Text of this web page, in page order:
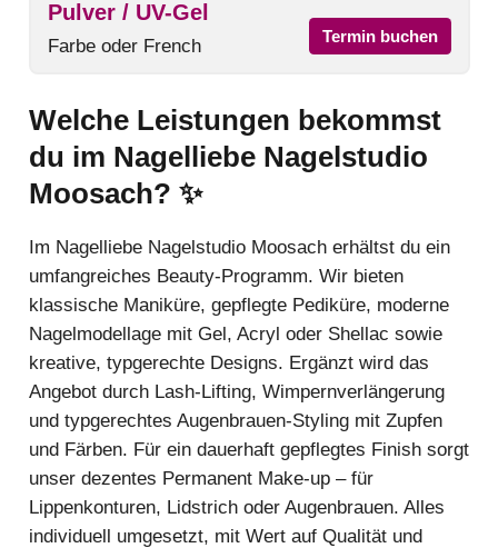
Pulver / UV-Gel
Farbe oder French Termin buchen
Welche Leistungen bekommst
du im Nagelliebe Nagelstudio
Moosach? ✨
Im Nagelliebe Nagelstudio Moosach erhältst du ein
umfangreiches Beauty-Programm. Wir bieten
klassische Maniküre, gepflegte Pediküre, moderne
Nagelmodellage mit Gel, Acryl oder Shellac sowie
kreative, typgerechte Designs. Ergänzt wird das
Angebot durch Lash-Lifting, Wimpernverlängerung
und typgerechtes Augenbrauen-Styling mit Zupfen
und Färben. Für ein dauerhaft gepflegtes Finish sorgt
unser dezentes Permanent Make-up – für
Lippenkonturen, Lidstrich oder Augenbrauen. Alles
individuell umgesetzt, mit Wert auf Qualität und